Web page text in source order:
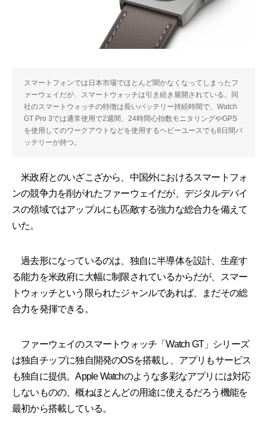
スマートフォンでは日本市場でほとんど聞かなくなってしまったフ
ァーウェイだが、スマートウォッチは引き続き展開されている。同
社のスマートウォッチの特徴は長いバッテリー持続時間で、Watch
GT Pro 3では通常使用で2週間、24時間心拍数モニタリングやGPS
を使用してのワークアウトなどを使用するヘビーユースでも8日間バ
ッテリーが持つ。
米政府とのいざこざから、中国外におけるスマートフォ
ンの競争力を削がれたファーウェイだが、デジタルデバイ
スの領域ではアップルにも匹敵する強力な総合力を備えて
いた。
過去形になっているのは、独自に半導体を設計、生産す
る能力を米政府に大幅に制限されているからだが、スマー
トウォッチという限られたジャンルであれば、まだその総
合力を発揮できる。
ファーウェイのスマートウォッチ「Watch GT」シリーズ
は独自チップに独自開発のOSを搭載し、アプリもサービス
も独自に提供。Apple Watchのような多彩なアプリには対応
しないものの、概ねほとんどの用途に使えるだろう機能を
最初から搭載している。